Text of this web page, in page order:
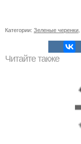
Категории: Зеленые черенки
Читайте также